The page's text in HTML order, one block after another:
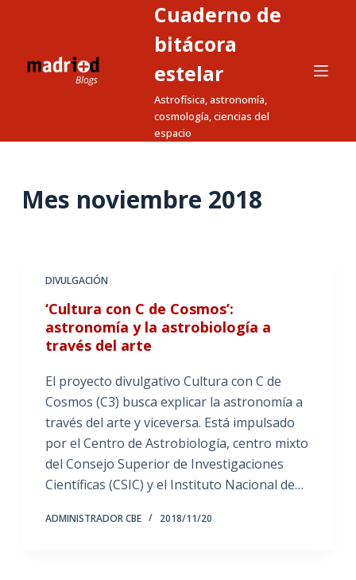
a
Cuaderno de
bitácora
estelar
Astrofísica, astronomía,
cosmología, ciencias del
espacio
Mes noviembre 2018
DIVULGACIÓN
‘Cultura con C de Cosmos’:
astronomía y la astrobiología a
través del arte
El proyecto divulgativo Cultura con C de
Cosmos (C3) busca explicar la astronomía a
través del arte y viceversa. Está impulsado
por el Centro de Astrobiología, centro mixto
del Consejo Superior de Investigaciones
Científicas (CSIC) y el Instituto Nacional de…
ADMINISTRADOR CBE 2018/11/20